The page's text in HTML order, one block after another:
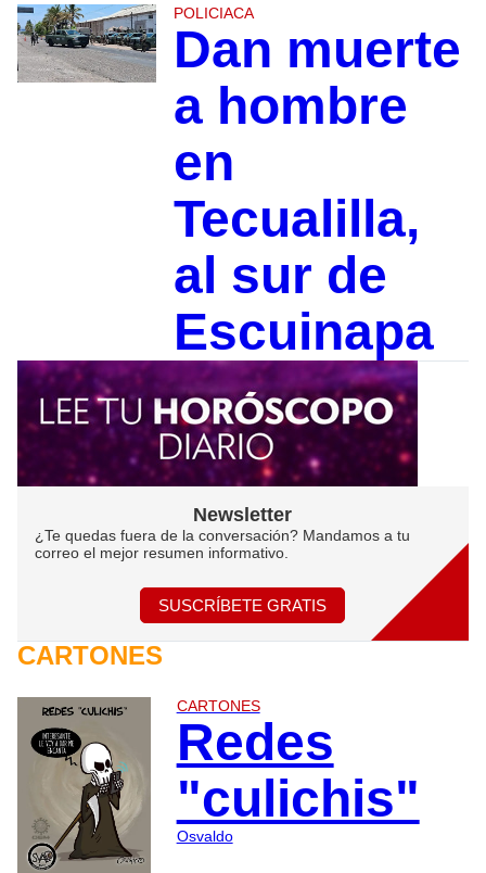
POLICIACA
Dan muerte
a hombre
en
Tecualilla,
al sur de
Escuinapa
Newsletter
¿Te quedas fuera de la conversación? Mandamos a tu
correo el mejor resumen informativo.
SUSCRÍBETE GRATIS
CARTONES
CARTONES
Redes
"culichis"
Osvaldo